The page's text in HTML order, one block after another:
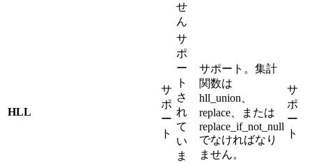
せ
ん
HLL
サ
ポ
ー
ト
サ
ポ
ー
ト
さ
れ
て
い
ま
サポート。集計
関数は
hll_union、
replace、または
replace_if_not_null
でなければなり
ません。
サ
ポ
ー
ト